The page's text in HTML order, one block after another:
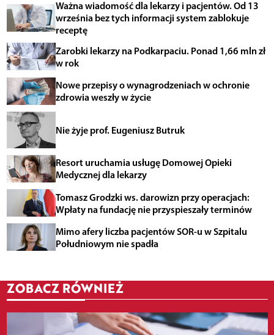
Ważna wiadomość dla lekarzy i pacjentów. Od 13
września bez tych informacji system zablokuje
receptę
Zarobki lekarzy na Podkarpaciu. Ponad 1,66 mln zł
w rok
Nowe przepisy o wynagrodzeniach w ochronie
zdrowia weszły w życie
Nie żyje prof. Eugeniusz Butruk
Resort uruchamia usługę Domowej Opieki
Medycznej dla lekarzy
Tomasz Grodzki ws. darowizn przy operacjach:
Wpłaty na fundację nie przyspieszały terminów
Mimo afery liczba pacjentów SOR-u w Szpitalu
Południowym nie spadła
ZOBACZ RÓWNIEŻ